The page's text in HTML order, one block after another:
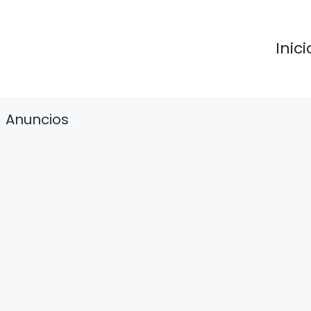
Anuncios